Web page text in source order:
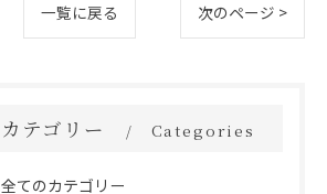
一覧に戻る 次のページ >
カテゴリー Categories
全てのカテゴリー